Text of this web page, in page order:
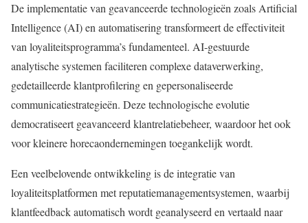
De implementatie van geavanceerde technologieën zoals Artificial
Intelligence (AI) en automatisering transformeert de effectiviteit
van loyaliteitsprogramma’s fundamenteel. AI-gestuurde
analytische systemen faciliteren complexe dataverwerking,
gedetailleerde klantprofilering en gepersonaliseerde
communicatiestrategieën. Deze technologische evolutie
democratiseert geavanceerd klantrelatiebeheer, waardoor het ook
voor kleinere horecaondernemingen toegankelijk wordt.
Een veelbelovende ontwikkeling is de integratie van
loyaliteitsplatformen met reputatiemanagementsystemen, waarbij
klantfeedback automatisch wordt geanalyseerd en vertaald naar